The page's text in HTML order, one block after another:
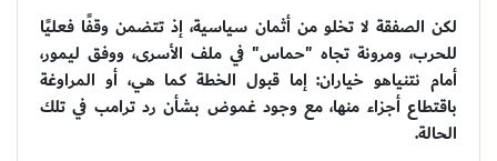
لكن الصفقة لا تخلو من أثمان سياسية، إذ تتضمن وقفًا فعليًا
للحرب، ومرونة تجاه "حماس" في ملف الأسرى، ووفق ليمور،
أمام نتنياهو خياران: إما قبول الخطة كما هي، أو المراوغة
باقتطاع أجزاء منها، مع وجود غموض بشأن رد ترامب في تلك
الحالة.